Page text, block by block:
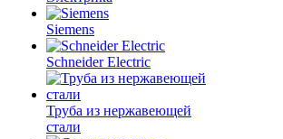
Siemens
Schneider Electric
Труба из нержавеющей
стали